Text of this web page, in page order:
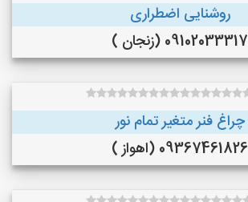
روشنایی اضطراری
09102033317 (زنجان )
چراغ فنر متغیر تمام نور
09367461826 (اهواز )